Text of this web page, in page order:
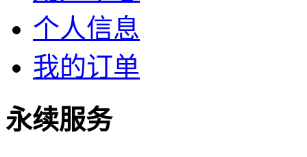
个人信息
我的订单
永续服务